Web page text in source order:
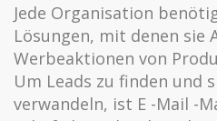
Jede Organisation
Lösungen, mit denen sie
Werbeaktionen von
Um Leads zu finden und
verwandeln, ist E -Mail -